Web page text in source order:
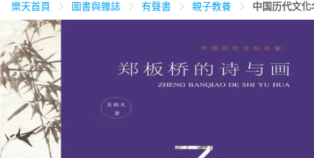
天天免運 養生保健 民生用品
居家生活 3C家電
樂天首頁 圖書與雜誌 有聲書 親子教養 中国历代文